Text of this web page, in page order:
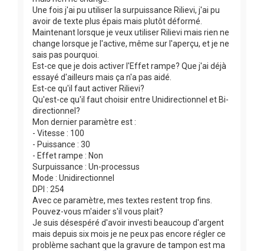
Une fois j'ai pu utiliser la surpuissance Rilievi, j'ai pu
avoir de texte plus épais mais plutôt déformé.
Maintenant lorsque je veux utiliser Rilievi mais rien ne
change lorsque je l'active, même sur l'aperçu, et je ne
sais pas pourquoi.
Est-ce que je dois activer l'Effet rampe? Que j'ai déjà
essayé d'ailleurs mais ça n'a pas aidé.
Est-ce qu'il faut activer Rilievi?
Qu'est-ce qu'il faut choisir entre Unidirectionnel et Bi-
directionnel?
Mon dernier paramètre est :
- Vitesse : 100
- Puissance : 30
- Effet rampe : Non
Surpuissance : Un-processus
Mode : Unidirectionnel
DPI : 254
Avec ce paramètre, mes textes restent trop fins.
Pouvez-vous m'aider s'il vous plait?
Je suis désespéré d'avoir investi beaucoup d'argent
mais depuis six mois je ne peux pas encore régler ce
problème sachant que la gravure de tampon est ma